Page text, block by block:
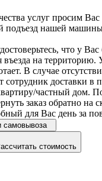
услуг просим Вас
подъезд нашей
что у
въезда на территорию.
В случае
сотрудник доставки в
частный дом.
заказ обратно на
для Вас день за
самовывоза
стоимость